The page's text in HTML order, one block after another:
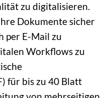
zu digitalisieren.
Dokumente sicher
per E-Mail zu
Workflows zu
für bis zu 40 Blatt